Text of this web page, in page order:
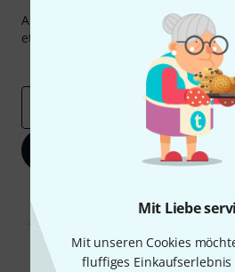
Mit Liebe
Mit unseren Cookies
fluffiges
Abonniere den Thomann
etwas Glück einen von
50
Inspirierende Beiträge
Deals
Jetzt
Werbung und einer Messung des E-Mail-
Abmeldung ist jederzeit möglich. Weitere
unseren
* Pflichtfeld